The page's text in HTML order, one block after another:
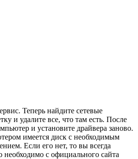
Теперь найдите сетевые
и удалите все, что там есть. После
и установите драйвера заново.
имеется диск с необходимым
Если его нет, то вы всегда
необходимо с официального сайта